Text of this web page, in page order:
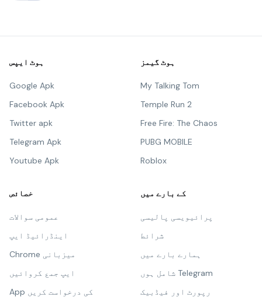
ہوٹ ایپس
Google Apk
Facebook Apk
Twitter apk
Telegram Apk
Youtube Apk
ہوٹ گیمز
My Talking Tom
Temple Run 2
Free Fire: The Chaos
PUBG MOBILE
Roblox
خصائص
عمومی سوالات
اینڈرائیڈ ایپ
Chrome میزبانی
ایپ جمع کروائیں
App کی درخواست کریں
کے بارے میں
پرائیویسی پالیسی
شرائط
ہمارے بارے میں
شامل ہوں Telegram
رپورٹ اور فیڈبیک